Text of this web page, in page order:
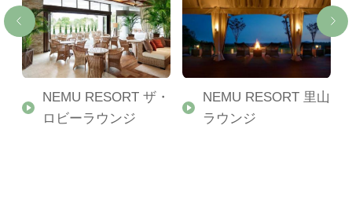
NEMU RESORT ザ・
ロビーラウンジ
NEMU RESORT 里山
ラウンジ